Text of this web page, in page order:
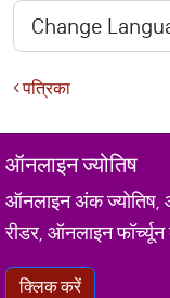
पत्रिका
ऑनलाइन ज्योतिष
ऑनलाइन अंक ज्योतिष,
रीडर, ऑनलाइन
क्लिक करें